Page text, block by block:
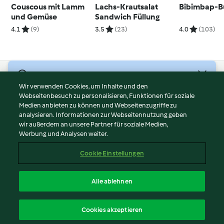
Couscous mit Lamm
und Gemüse
4.1 (9)
Lachs-Krautsalat
Sandwich Füllung
3.5 (23)
Bibimbap-
4.0 (103)
Nutzungsbedingungen
Datenschutzrichtlinien
Disclaimer
Impressum
Inhalt melden
Erklärung zur Barrierefreiheit
Wir verwenden Cookies, um Inhalte und den
Webseitenbesuch zu personalisieren, Funktionen für soziale
Medien anbieten zu können und Webseitenzugriffe zu
analysieren. Informationen zur Webseitennutzung geben
wir außerdem an unsere Partner für soziale Medien,
Werbung und Analysen weiter.
Cookie Einstellungen
Alle ablehnen
Cookies akzeptieren